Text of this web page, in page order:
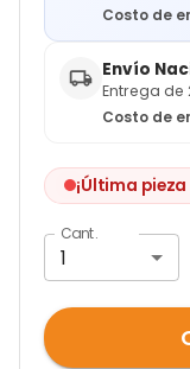
Costo de
Envío
Entrega de
Costo de
¡Última
Cant.
1